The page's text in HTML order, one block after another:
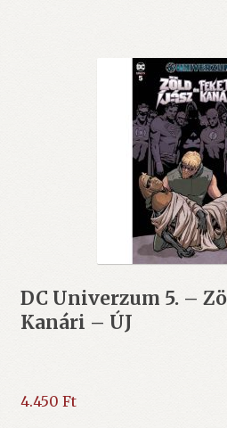
DC Univerzum 5. –
Kanári – ÚJ
4.450 Ft